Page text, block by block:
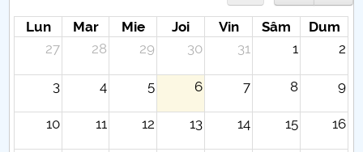
Lun Mar Mie Joi Vin Sâm
Dum
27
28 29 30 31 1 2
3 4 5 6 7 8 9
10 11 12 13 14 15 16